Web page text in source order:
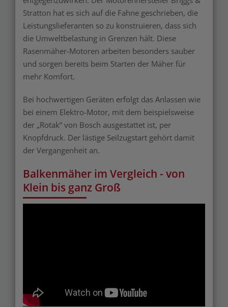
Stratton hat es sich auf die Fahne geschrieben, die
Leistungslieferanten so zu konstruieren, dass sich
die Umweltbelastung in Grenzen hält. Diese
Rasenmäher-Motoren arbeiten besonders sauber
und sorgen bereits beim Starten der Mäher für
mehr Komfort.
Bei hochwertigen Geräten erfolgt das Anlassen wie
bei einem Elektro-Motor, mit dem beispielsweise
der „Rotak“ von Bosch ausgestattet ist, per
Knopfdruck. Der lästige Seilzugstart gehört damit
der Vergangenheit an.
Balkenmäher im Vergleich - von
Klein bis ganz Groß